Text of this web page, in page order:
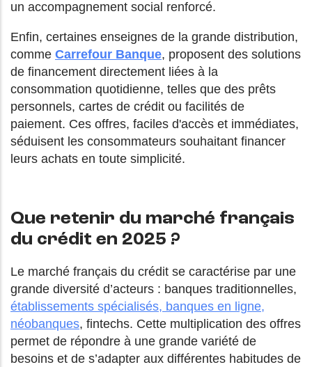
un accompagnement social renforcé.
Enfin, certaines enseignes de la grande distribution,
comme Carrefour Banque, proposent des solutions
de financement directement liées à la
consommation quotidienne, telles que des prêts
personnels, cartes de crédit ou facilités de
paiement. Ces offres, faciles d'accès et immédiates,
séduisent les consommateurs souhaitant financer
leurs achats en toute simplicité.
Que retenir du marché français
du crédit en 2025 ?
Le marché français du crédit se caractérise par une
grande diversité d’acteurs : banques traditionnelles,
établissements spécialisés, banques en ligne,
néobanques, fintechs. Cette multiplication des offres
permet de répondre à une grande variété de
besoins et de s’adapter aux différentes habitudes de